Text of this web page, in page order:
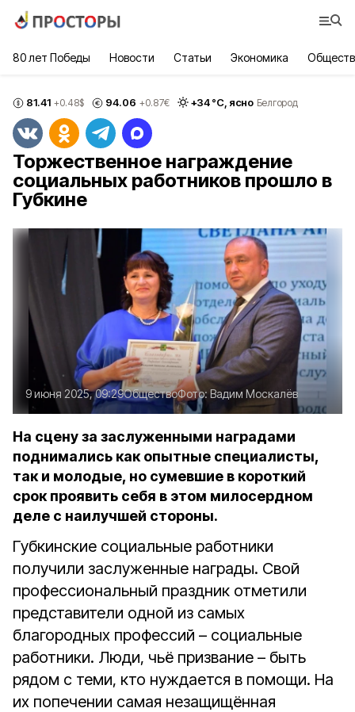
80 лет Победы Новости Статьи Экономика
81.41 +0.48$ 94.06 +0.87€ +34°С, ясно Белгород
Торжественное награждение
социальных работников прошло в
Губкине
9 июня 2025, 09:29ОбществоФото:Вадим Москалёв
На сцену за заслуженными наградами
поднимались как опытные специалисты,
так и молодые, но сумевшие в короткий
срок проявить себя в этом милосердном
деле с наилучшей стороны.
Губкинские социальные работники
получили заслуженные награды. Свой
профессиональный праздник отметили
представители одной из самых
благородных профессий – социальные
работники. Люди, чьё призвание – быть
рядом с теми, кто нуждается в помощи. На
их попечении самая незащищённая